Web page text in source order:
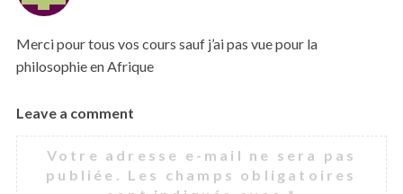
s
:
Merci pour tous vos cours sauf j’ai pas vue pour la
philosophie en Afrique
L
e
a
v
Leave a comment
Votre adresse e-mail ne sera pas
publiée. Les champs obligatoires